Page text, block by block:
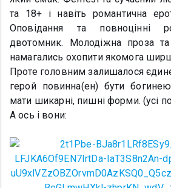
та 18+ і навіть романтична
Оповідання та повноцінні
двотомник. Молодіжна проза
намагались охопити якомога
Проте головним залишалося
герой повинна(ен) бути
мати шикарні, пишні форми. (усі
А ось і вони: